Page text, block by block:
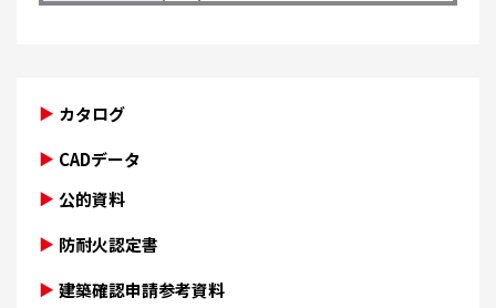
カタログ
CADデータ
公的資料
防耐火認定書
建築確認申請参考資料